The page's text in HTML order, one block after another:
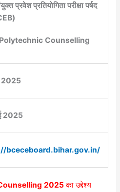
प्रवेश प्रतियोगिता परीक्षा पर्षद
Counselling
2025
2025
bceceboard.bihar.gov.in/
2025का उद्देश्य